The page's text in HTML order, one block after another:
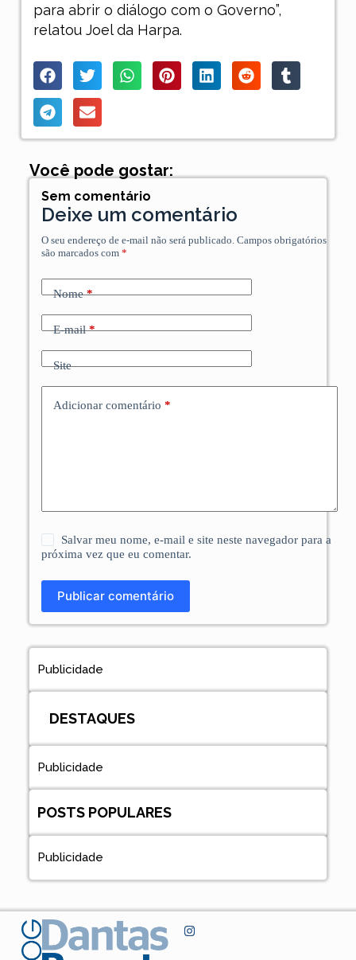
para abrir o diálogo com o Governo”,
relatou Joel da Harpa.
Você pode gostar:
Sem comentário
Deixe um comentário
O seu endereço de e-mail não será publicado. Campos obrigatórios
são marcados com *
Nome*
E-mail*
Site
Adicionar comentário *
Salvar meu nome, e-mail e site neste navegador para a
próxima vez que eu comentar.
Publicar comentário
Publicidade
DESTAQUES
Publicidade
POSTS POPULARES
Publicidade